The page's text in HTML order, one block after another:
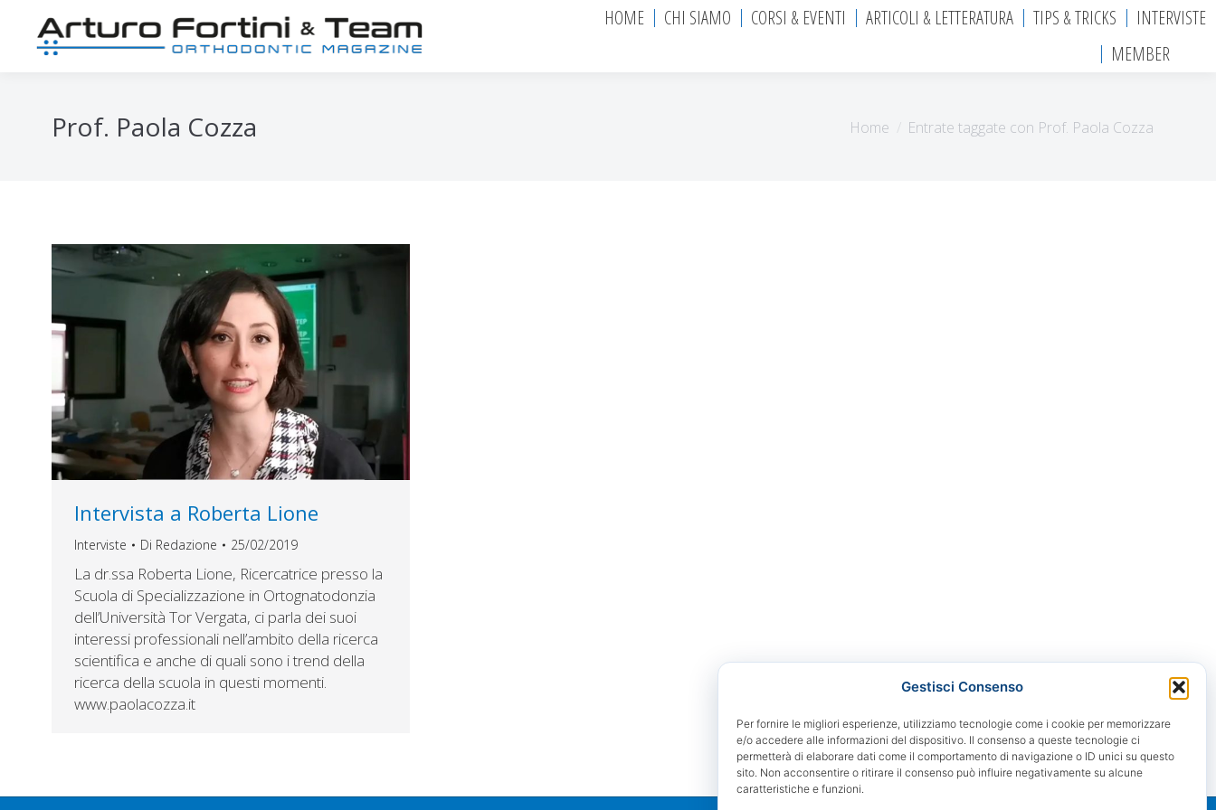
Gestisci Consenso
Per fornire le migliori esperienze, utilizziamo tecnologie come i cookie per memorizzare
e/o accedere alle informazioni del dispositivo. Il consenso a queste tecnologie ci
permetterà di elaborare dati come il comportamento di navigazione o ID unici su questo
sito. Non acconsentire o ritirare il consenso può influire negativamente su alcune
caratteristiche e funzioni.
HOME CHI SIAMO CORSI & EVENTI ARTICOLI & LETTERATURA TIPS & TRICKS
INTERVISTE
MEMBER
Prof. Paola Cozza Tu sei qui:
Home Entrate taggate con Prof. Paola Cozza
Intervista a Roberta Lione
Interviste Di Redazione 25/02/2019
La dr.ssa Roberta Lione, Ricercatrice presso la
Scuola di Specializzazione in Ortognatodonzia
dell’Università Tor Vergata, ci parla dei suoi
interessi professionali nell’ambito della ricerca
scientifica e anche di quali sono i trend della
ricerca della scuola in questi momenti.
www.paolacozza.it